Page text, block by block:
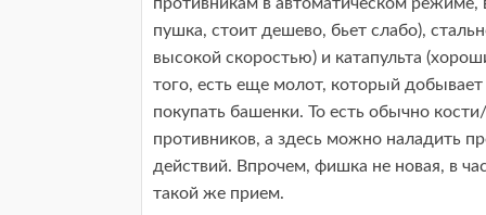
пушка, стоит дешево, бьет слабо),
высокой скоростью) и катапульта
того, есть еще молот, который
покупать башенки. То есть обычно
противников, а здесь можно наладить
действий. Впрочем, фишка не новая, в
такой же прием.